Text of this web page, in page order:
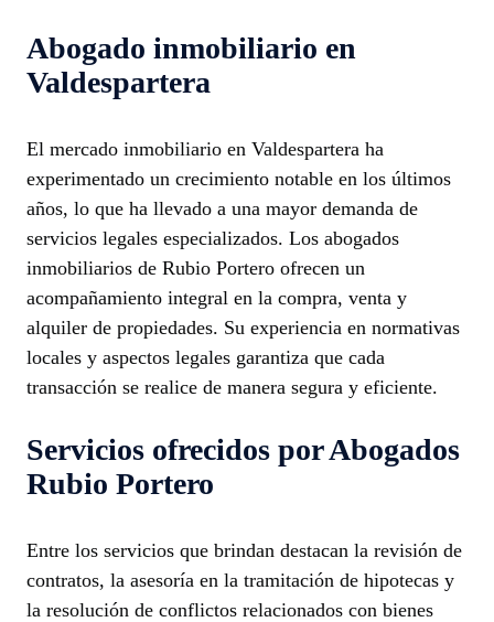
Abogado inmobiliario en
Valdespartera
El mercado inmobiliario en Valdespartera ha
experimentado un crecimiento notable en los últimos
años, lo que ha llevado a una mayor demanda de
servicios legales especializados. Los abogados
inmobiliarios de Rubio Portero ofrecen un
acompañamiento integral en la compra, venta y
alquiler de propiedades. Su experiencia en normativas
locales y aspectos legales garantiza que cada
transacción se realice de manera segura y eficiente.
Servicios ofrecidos por Abogados
Rubio Portero
Entre los servicios que brindan destacan la revisión de
contratos, la asesoría en la tramitación de hipotecas y
la resolución de conflictos relacionados con bienes